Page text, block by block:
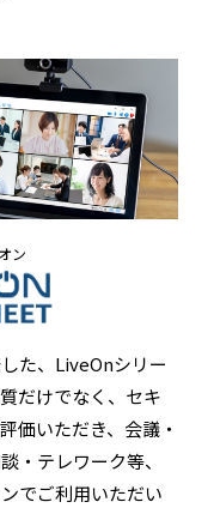
ン
た、LiveOnシリー
だけでなく、セキ
価いただき、会議・
・テレワーク等、
でご利用いただい